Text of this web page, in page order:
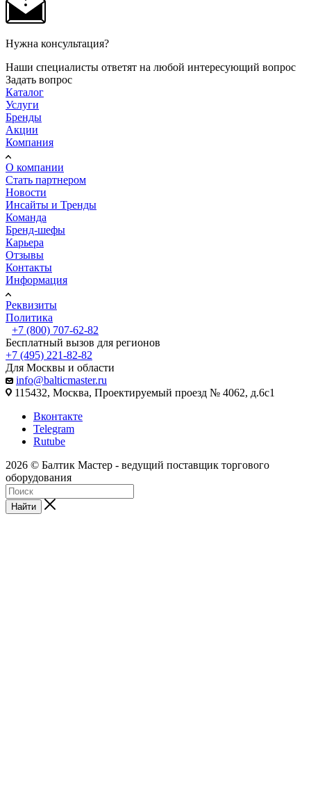
Нужна консультация?
Наши специалисты ответят на любой интересующий вопрос
Задать вопрос
Каталог
Услуги
Бренды
Акции
Компания
О компании
Стать партнером
Новости
Инсайты и Тренды
Команда
Бренд-шефы
Карьера
Отзывы
Контакты
Информация
Реквизиты
Политика
+7 (800) 707-62-82
Бесплатный вызов для регионов
+7 (495) 221-82-82
Для Москвы и области
info@balticmaster.ru
115432, Москва, Проектируемый проезд № 4062, д.6с1
Вконтакте
Telegram
Rutube
2026 © Балтик Мастер - ведущий поставщик торгового
оборудования
Найти